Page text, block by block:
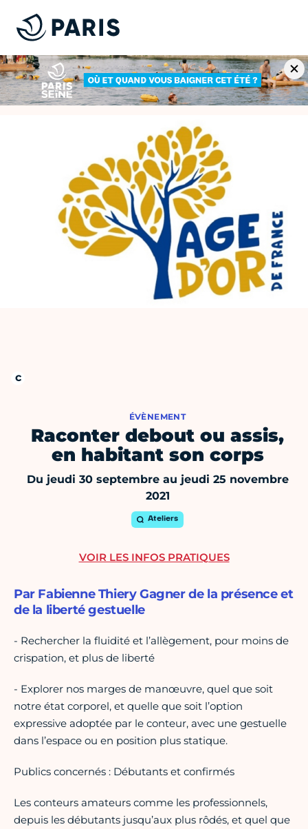
ÉVÈNEMENT
Raconter debout ou assis,
en habitant son corps
Du jeudi 30 septembre au jeudi 25 novembre
2021
Ateliers
Par Fabienne Thiery Gagner de la présence et
de la liberté gestuelle
- Rechercher la fluidité et l’allègement, pour moins de
crispation, et plus de liberté
- Explorer nos marges de manœuvre, quel que soit
notre état corporel, et quelle que soit l’option
expressive adoptée par le conteur, avec une gestuelle
dans l’espace ou en position plus statique.
Publics concernés : Débutants et confirmés
Les conteurs amateurs comme les professionnels,
depuis les débutants jusqu’aux plus rôdés, et quel que
VOIR LES INFOS PRATIQUES